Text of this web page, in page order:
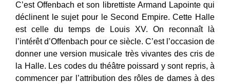
C’est Offenbach et son librettiste Armand Lapointe qui
déclinent le sujet pour le Second Empire. Cette Halle
est celle du temps de Louis XV. On reconnaît là
l’intérêt d’Offenbach pour ce siècle. C’est l’occasion de
donner une version musicale très vivantes des cris de
la Halle. Les codes du théâtre poissard y sont repris, à
commencer par l’attribution des rôles de dames à des